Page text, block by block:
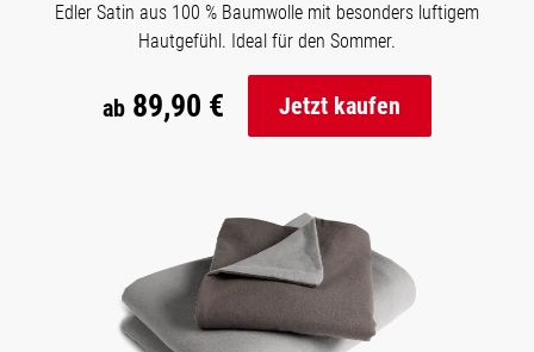
Edler Satin aus 100 % Baumwolle mit besonders luftigem
Hautgefühl. Ideal für den Sommer.
ab 89,90 € Jetzt kaufen